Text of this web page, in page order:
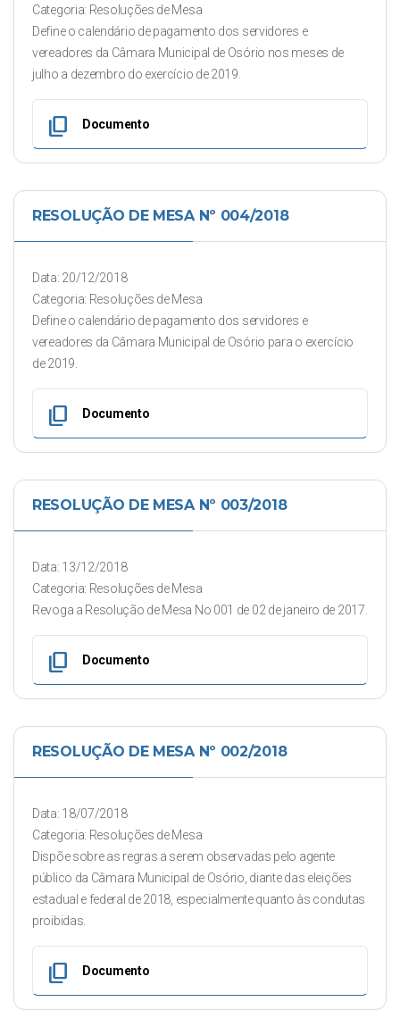
Categoria: Resoluções de Mesa
Define o calendário de pagamento dos servidores e
vereadores da Câmara Municipal de Osório nos meses de
julho a dezembro do exercício de 2019.
content_copy Documento
RESOLUÇÃO DE MESA Nº 004/2018
Data: 20/12/2018
Categoria: Resoluções de Mesa
Define o calendário de pagamento dos servidores e
vereadores da Câmara Municipal de Osório para o exercício
de 2019.
content_copy Documento
RESOLUÇÃO DE MESA Nº 003/2018
Data: 13/12/2018
Categoria: Resoluções de Mesa
Revoga a Resolução de Mesa No 001 de 02 de janeiro de 2017.
content_copy Documento
RESOLUÇÃO DE MESA Nº 002/2018
Data: 18/07/2018
Categoria: Resoluções de Mesa
Dispõe sobre as regras a serem observadas pelo agente
público da Câmara Municipal de Osório, diante das eleições
estadual e federal de 2018, especialmente quanto às condutas
proibidas.
content_copy Documento